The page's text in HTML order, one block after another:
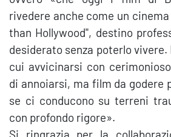
rivedere anche come un
than Hollywood", destino
desiderato senza poterlo vivere.
cui avvicinarsi con
di annoiarsi, ma film da godere
se ci conducono su terreni
con profondo rigore».